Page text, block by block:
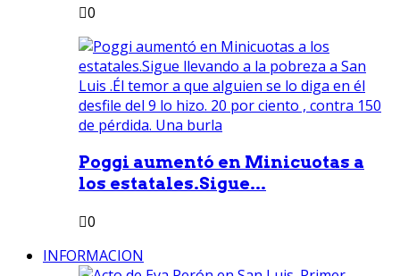
0
Poggi aumentó en Minicuotas a
los estatales.Sigue...
0
INFORMACION